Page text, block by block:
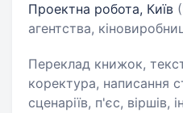
Проектна робота, Київ
агентства,
Переклад книжок,
коректура, написання
сценаріїв, п'єс, віршів,